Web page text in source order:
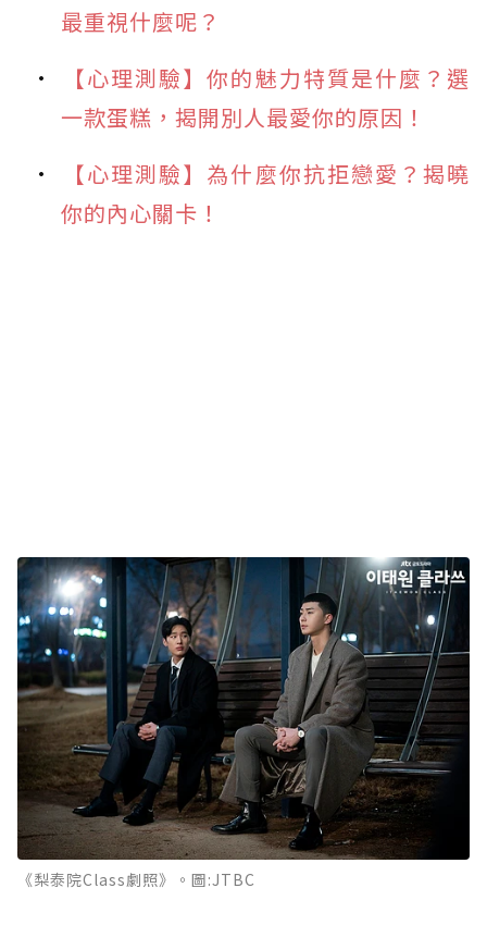
最重視什麼呢？
【心理測驗】你的魅力特質是什麼？選
一款蛋糕，揭開別人最愛你的原因！
【心理測驗】為什麼你抗拒戀愛？揭曉
你的內心關卡！
《梨泰院Class劇照》。圖:JTBC